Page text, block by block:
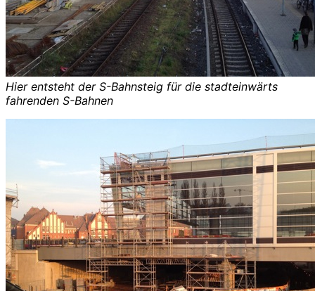
Hier entsteht der S-Bahnsteig für die stadteinwärts
fahrenden S-Bahnen